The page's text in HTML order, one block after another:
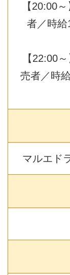
【20:00
者／時
【22:00
売者／時
マルエド